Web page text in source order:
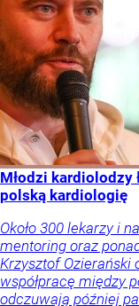
Młodzi kardiolodzy
polską kardiologię
Około 300 lekarzy i
mentoring oraz
Krzysztof Ozierański
współpracę między
odczuwają później